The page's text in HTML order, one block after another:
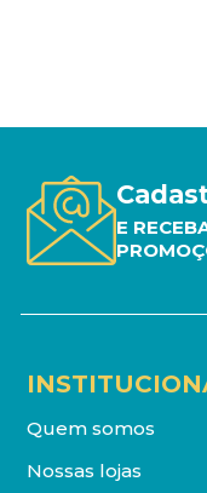
E
Quem somos
Nossas lojas